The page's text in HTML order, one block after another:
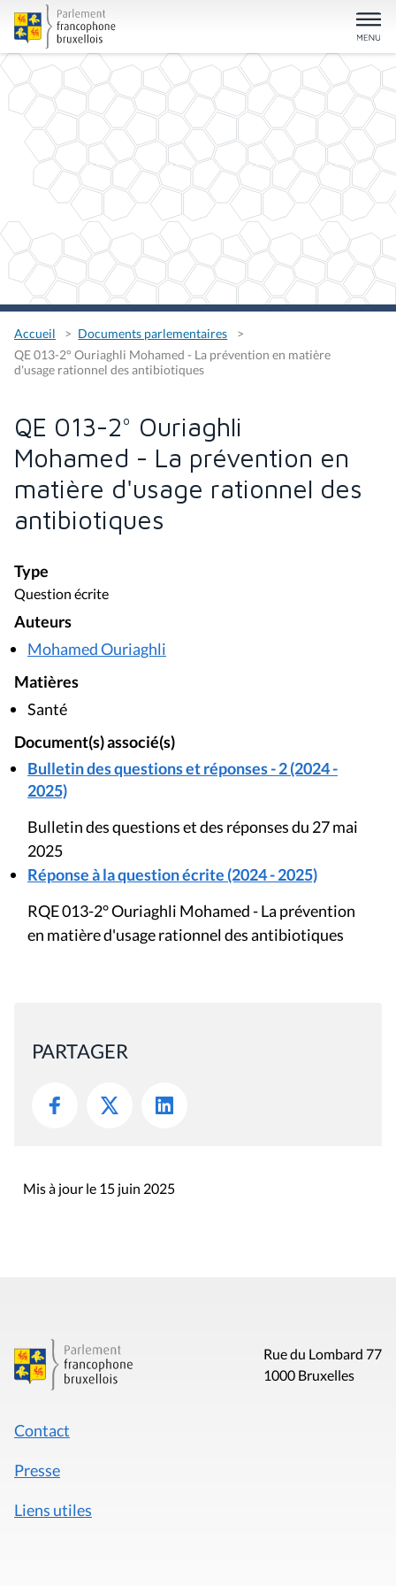
Accueil
Documents parlementaires
QE 013-2° Ouriaghli Mohamed - La prévention en matière
d'usage rationnel des antibiotiques
QE 013-2° Ouriaghli
Mohamed - La prévention en
matière d'usage rationnel des
antibiotiques
Type
Question écrite
Auteurs
Mohamed Ouriaghli
Matières
Santé
Document(s) associé(s)
Bulletin des questions et réponses - 2 (2024 -
2025)
Bulletin des questions et des réponses du 27 mai
2025
Réponse à la question écrite (2024 - 2025)
RQE 013-2° Ouriaghli Mohamed - La prévention
en matière d'usage rationnel des antibiotiques
PARTAGER
Mis à jour le 15 juin 2025
Rue du Lombard 77
1000 Bruxelles
Contact
Presse
Liens utiles